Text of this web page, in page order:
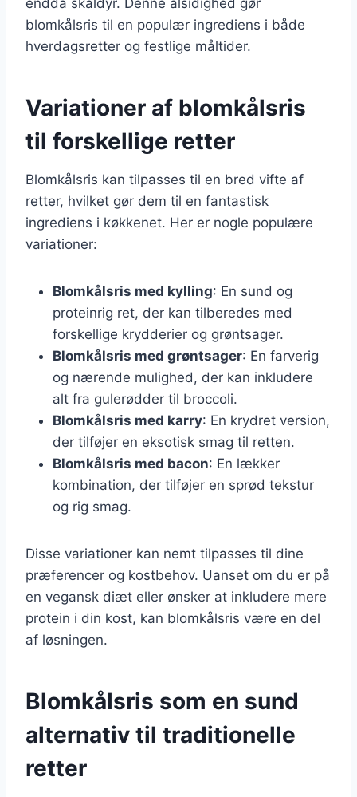
blomkålsris til en populær ingrediens i både
hverdagsretter og festlige måltider.
Variationer af blomkålsris
til forskellige retter
Blomkålsris kan tilpasses til en bred vifte af
retter, hvilket gør dem til en fantastisk
ingrediens i køkkenet. Her er nogle populære
variationer:
Blomkålsris med kylling: En sund og
proteinrig ret, der kan tilberedes med
forskellige krydderier og grøntsager.
Blomkålsris med grøntsager: En farverig
og nærende mulighed, der kan inkludere
alt fra gulerødder til broccoli.
Blomkålsris med karry: En krydret version,
der tilføjer en eksotisk smag til retten.
Blomkålsris med bacon: En lækker
kombination, der tilføjer en sprød tekstur
og rig smag.
Disse variationer kan nemt tilpasses til dine
præferencer og kostbehov. Uanset om du er på
en vegansk diæt eller ønsker at inkludere mere
protein i din kost, kan blomkålsris være en del
af løsningen.
Blomkålsris som en sund
alternativ til traditionelle
retter